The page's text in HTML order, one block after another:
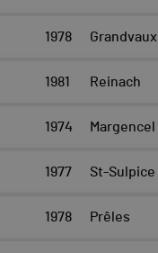
1978 Grandvaux
1981 Reinach
1974 Margencel
1977 St-Sulpice
1978 Prêles